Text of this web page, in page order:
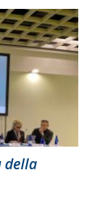
della